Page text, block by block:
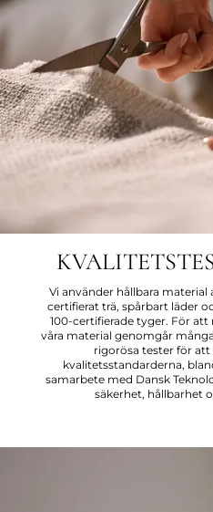
Vi använder hållbara
certifierat trä, spårbart läder
100-certifierade tyger. För
våra material genomgår
rigorösa tester för
kvalitetsstandarderna,
samarbete med Dansk
säkerhet, hållbarhet